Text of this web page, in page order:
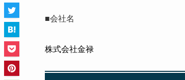
■会社名
株式会社金禄